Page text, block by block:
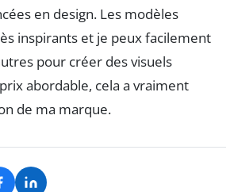
en design. Les modèles
inspirants et je peux facilement
pour créer des visuels
abordable, cela a vraiment
de ma marque.